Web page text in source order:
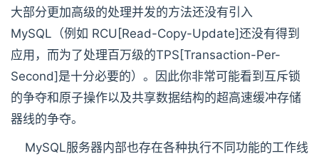
大部分更加高级的处理并发的方法还没有引入
MySQL（例如 RCU[Read-Copy-Update]还没有得到
应用，而为了处理百万级的TPS[Transaction-Per-
Second]是十分必要的）。因此你非常可能看到互斥锁
的争夺和原子操作以及共享数据结构的超高速缓冲存储
器线的争夺。
MySQL服务器内部也存在各种执行不同功能的工作线